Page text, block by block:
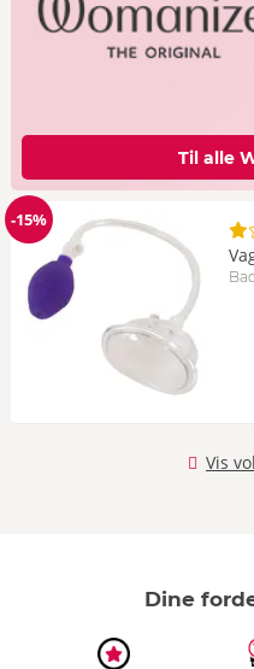
Til alle
Rabat
-15%
Vis
Dine